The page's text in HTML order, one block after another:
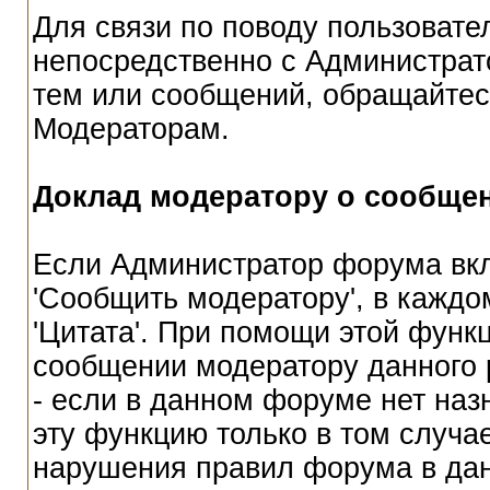
Для связи по поводу
непосредственно с
тем или сообщений,
Модераторам.
Доклад модератору о
Если Администратор форума
'Сообщить модератору', в
'Цитата'. При помощи этой
сообщении модератору
- если в данном форуме нет
эту функцию только в том
нарушения правил форума в